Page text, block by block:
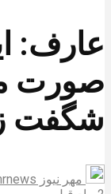
عارف:
صورت
شگفت
مهر نیوز mehrnews